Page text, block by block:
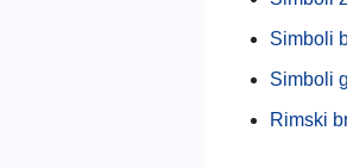
Simboli
Simboli
Rimski